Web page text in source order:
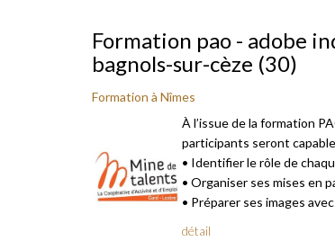
Formation pao - adobe
bagnols-sur-cèze (30)
Formation à Nîmes
À l’issue de la formation
participants seront
• Identifier le rôle de
• Organiser ses mises en
• Préparer ses images
détail